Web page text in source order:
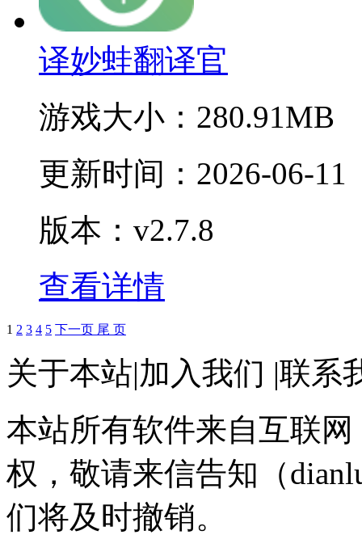
译妙蛙翻译官
游戏大小： 280.91MB
更新时间： 2026-06-11
版本：v2.7.8
查看详情
1 2 3 4 5 下一页 尾 页
关于本站|加入我们 |联系
本站所有软件来自互联
权，敬请来信告知（
们将及时撤销。